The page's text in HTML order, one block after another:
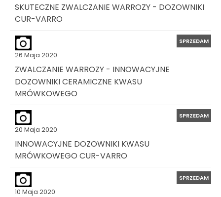
SKUTECZNE ZWALCZANIE WARROZY - DOZOWNIKI
CUR-VARRO
26 Maja 2020
SPRZEDAM
ZWALCZANIE WARROZY - INNOWACYJNE
DOZOWNIKI CERAMICZNE KWASU
MRÓWKOWEGO
20 Maja 2020
SPRZEDAM
INNOWACYJNE DOZOWNIKI KWASU
MRÓWKOWEGO CUR-VARRO
10 Maja 2020
SPRZEDAM